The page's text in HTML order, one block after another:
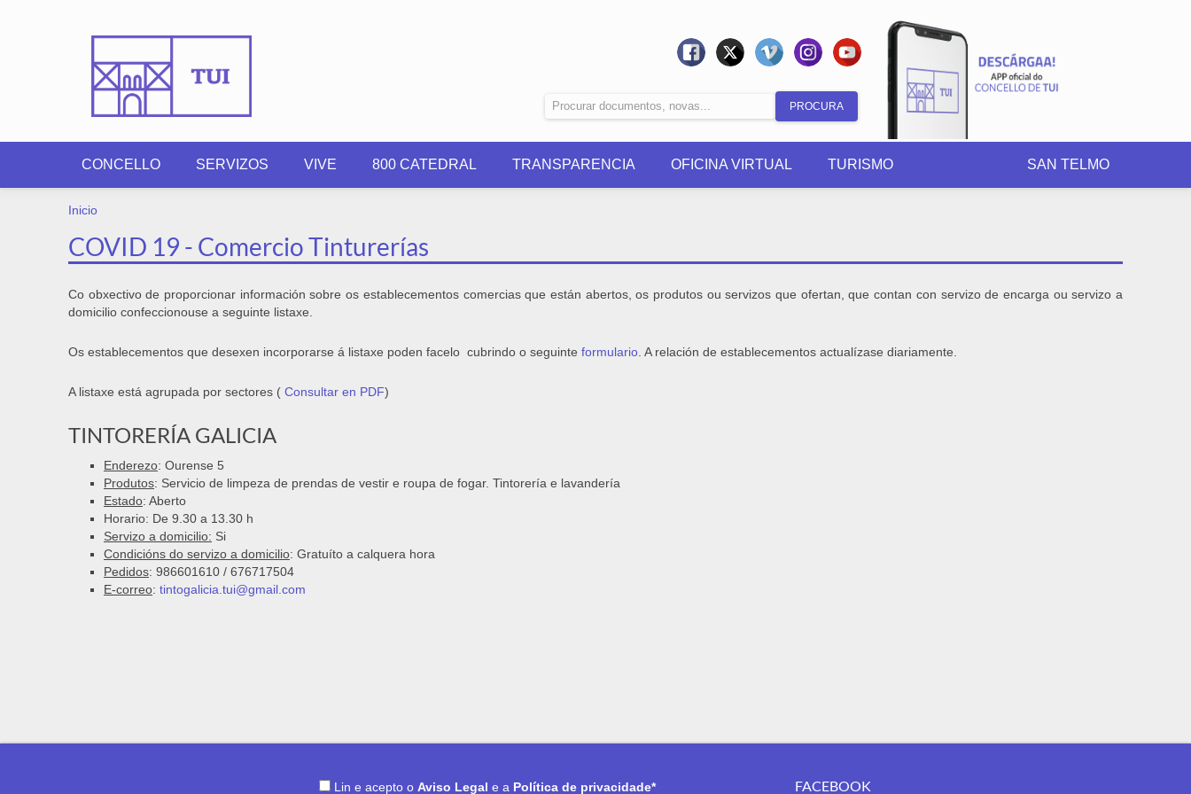
Formulario
de
busca
CONCELLO SERVIZOS VIVE 800 CATEDRAL TRANSPARENCIA OFICINA VIRTUAL TURISMO SAN TELMO
VOSTEDE ESTÁ AQUÍ
Inicio
COVID 19 - Comercio Tinturerías
Co obxectivo de proporcionar información sobre os establecementos comercias que están abertos, os produtos ou servizos que ofertan, que contan con servizo de encarga ou servizo a
domicilio confeccionouse a seguinte listaxe.
Os establecementos que desexen incorporarse á listaxe poden facelo cubrindo o seguinte formulario . A relación de establecementos actualízase diariamente.
A listaxe está agrupada por sectores ( Consultar en PDF)
TINTORERÍA GALICIA
Enderezo: Ourense 5
Produtos: Servicio de limpeza de prendas de vestir e roupa de fogar. Tintorería e lavandería
Estado: Aberto
Horario: De 9.30 a 13.30 h
Servizo a domicilio: Si
Condicións do servizo a domicilio: Gratuíto a calquera hora
Pedidos: 986601610 / 676717504
E-correo: tintogalicia.tui@gmail.com
Lin e acepto o Aviso Legal e a Política de privacidade* FACEBOOK